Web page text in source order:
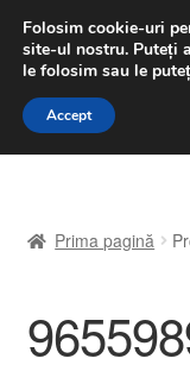
LIVRARE de
luni-vineri 9
Sari
Sari
A lua legatura
Contul meu
Prima pagină
Folosim cookie-uri
site-ul nostru. Puteți
le folosim sau le
Accept